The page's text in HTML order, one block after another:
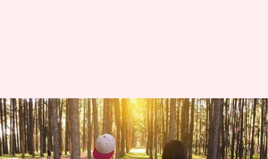
Akhir tahun: Mengungkap
tren-tren kencan terheboh di
tahun 2023